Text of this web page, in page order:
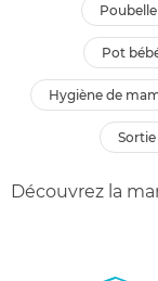
pot
hygiène de
Découvrez la